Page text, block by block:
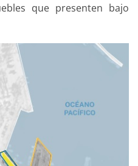
que presenten bajo